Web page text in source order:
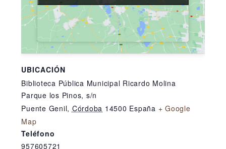
UBICACIÓN
Biblioteca Pública Municipal Ricardo Molina
Parque los Pinos, s/n
Puente Genil, Córdoba 14500 España + Google
Map
Teléfono
957605721